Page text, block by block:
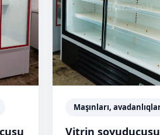
Maşınları,
Vitrin soyuducusu